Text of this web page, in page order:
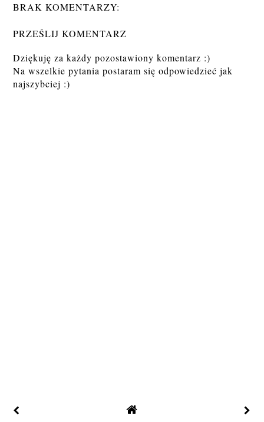
BRAK KOMENTARZY:
PRZEŚLIJ KOMENTARZ
Dziękuję za każdy pozostawiony komentarz :)
Na wszelkie pytania postaram się odpowiedzieć jak
najszybciej :)